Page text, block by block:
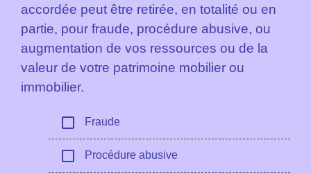
accordée peut être retirée, en totalité ou en
partie, pour fraude, procédure abusive, ou
augmentation de vos ressources ou de la
valeur de votre patrimoine mobilier ou
immobilier.
check_box_outline_blank Fraude
check_box_outline_blank Procédure abusive